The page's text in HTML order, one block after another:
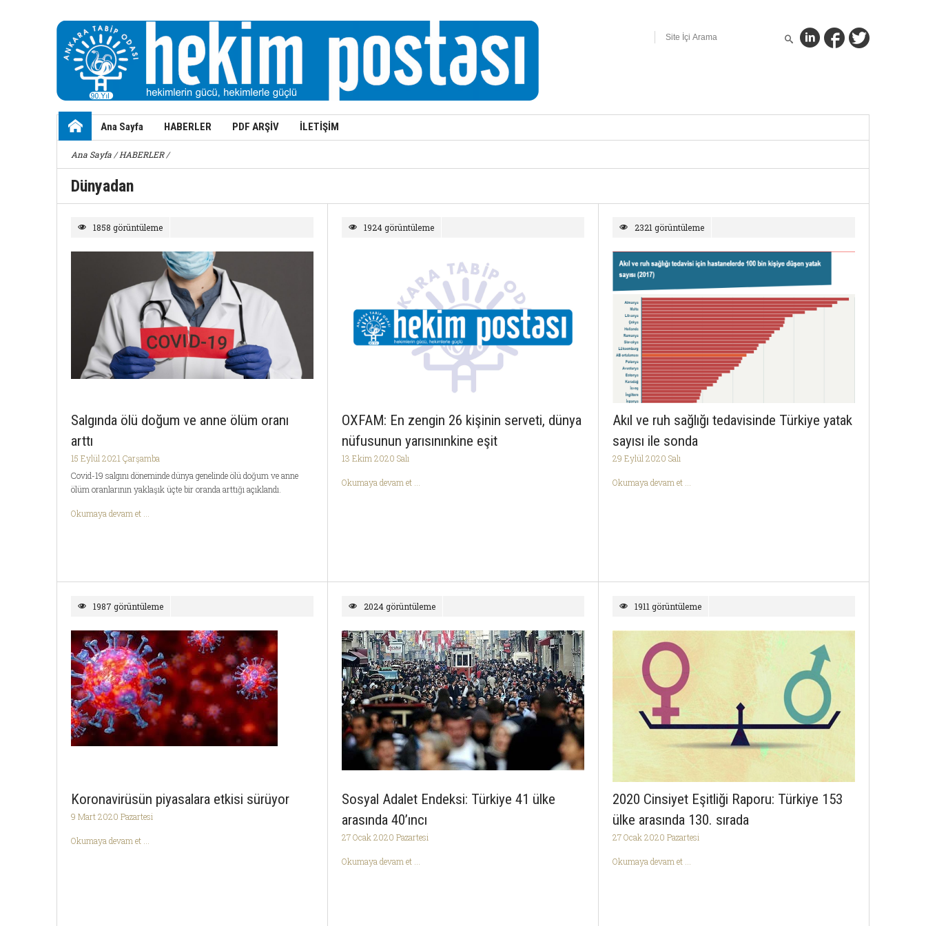
Ana Sayfa HABERLER PDF ARŞİV İLETİŞİM
Ana Sayfa /HABERLER/
Dünyadan
1858 görüntüleme
Salgında ölü doğum ve anne ölüm oranı
arttı
15 Eylül 2021 Çarşamba
Covid-19 salgını döneminde dünya genelinde ölü doğum ve anne
ölüm oranlarının yaklaşık üçte bir oranda arttığı açıklandı.
Okumaya devam et ...
1924 görüntüleme
OXFAM: En zengin 26 kişinin serveti, dünya
nüfusunun yarısınınkine eşit
13 Ekim 2020 Salı
Okumaya devam et ...
2321 görüntüleme
Akıl ve ruh sağlığı tedavisinde Türkiye yatak
sayısı ile sonda
29 Eylül 2020 Salı
Okumaya devam et ...
1987 görüntüleme
Koronavirüsün piyasalara etkisi sürüyor
9 Mart 2020 Pazartesi
Okumaya devam et ...
2024 görüntüleme
Sosyal Adalet Endeksi: Türkiye 41 ülke
arasında 40’ıncı
27 Ocak 2020 Pazartesi
Okumaya devam et ...
1911 görüntüleme
2020 Cinsiyet Eşitliği Raporu: Türkiye 153
ülke arasında 130. sırada
27 Ocak 2020 Pazartesi
Okumaya devam et ...